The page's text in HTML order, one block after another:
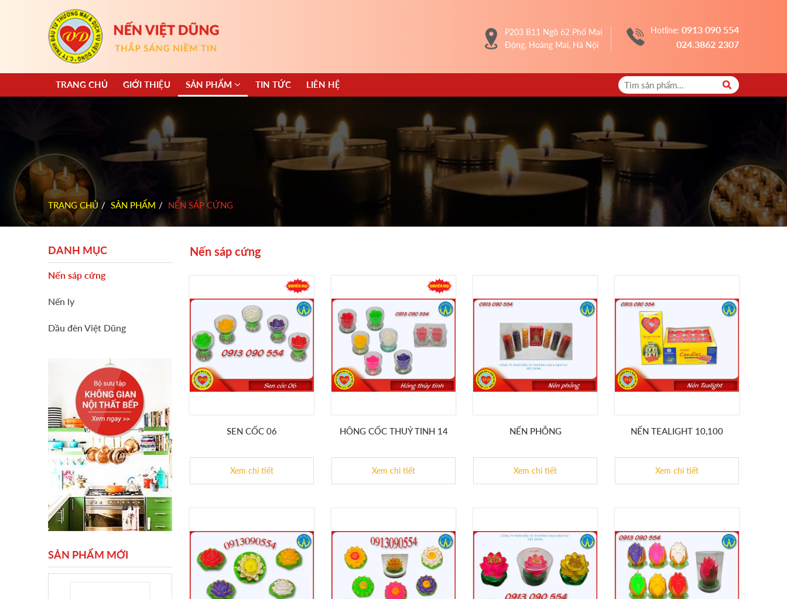
P203 B11 Ngõ 62 Phố Mai
Động, Hoàng Mai, Hà Nội
Hotline: 0913 090 554
024.3862 2307
TRANG CHỦ GIỚI THIỆU SẢN PHẨM TIN TỨC LIÊN HỆ
TRANG CHỦ SẢN PHẨM NẾN SÁP CỨNG
DANH MỤC
Nến sáp cứng
Nến ly
Dầu đèn Việt Dũng
SẢN PHẨM MỚI
Nến sáp cứng
SEN CỐC 06
Xem chi tiết
HÔNG CỐC THUỶ TINH 14
Xem chi tiết
NẾN PHỖNG
Xem chi tiết
NẾN TEALIGHT 10,100
Xem chi tiết